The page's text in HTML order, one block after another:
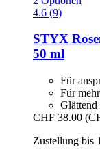
4.6 (9)
STYX
50 ml
Für
Für
Glättend
CHF 38.00
Zustellung bis